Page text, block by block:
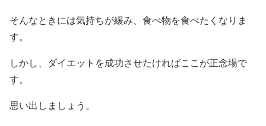
そんなときには気持ちが緩み、食べ物を食べたくなりま
す。
しかし、ダイエットを成功させたければここが正念場で
す。
思い出しましょう。